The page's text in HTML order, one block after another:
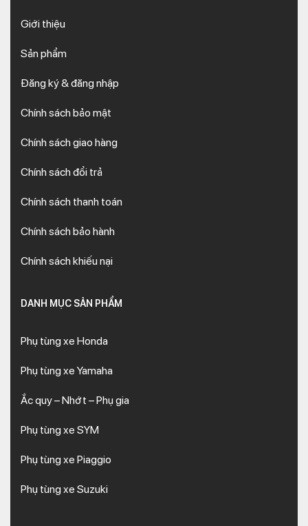
Giới thiệu
Sản phẩm
Đăng ký & đăng nhập
Chính sách bảo mật
Chính sách giao hàng
Chính sách đổi trả
Chính sách thanh toán
Chính sách bảo hành
Chính sách khiếu nại
DANH MỤC SẢN PHẨM
Phụ tùng xe Honda
Phụ tùng xe Yamaha
Ắc quy – Nhớt – Phụ gia
Phụ tùng xe SYM
Phụ tùng xe Piaggio
Phụ tùng xe Suzuki